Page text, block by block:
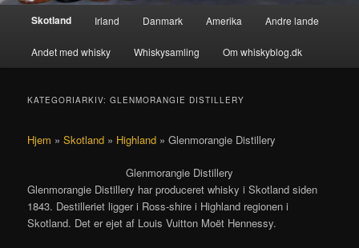
Hovedmenu
Skotland Irland Danmark Amerika Andre lande
Andet med whisky Whiskysamling Om whiskyblog.dk
KATEGORIARKIV:GLENMORANGIE DISTILLERY
Hjem »Skotland » Highland »Glenmorangie Distillery
Glenmorangie Distillery
Glenmorangie Distillery har produceret whisky i Skotland siden
1843. Destilleriet ligger i Ross-shire i Highland regionen i
Skotland. Det er ejet af Louis Vuitton Moët Hennessy.